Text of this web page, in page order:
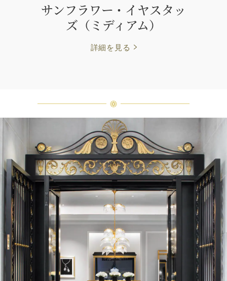
サンフラワー・イヤスタッ
ズ（ミディアム）
詳細を見る